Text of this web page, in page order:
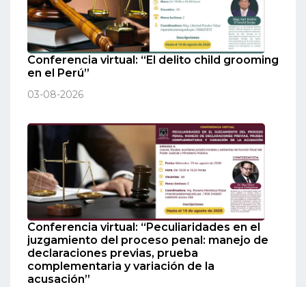
Conferencia virtual: “El delito child grooming
en el Perú”
03-08-2026
Conferencia virtual: “Peculiaridades en el
juzgamiento del proceso penal: manejo de
declaraciones previas, prueba
complementaria y variación de la
acusación”